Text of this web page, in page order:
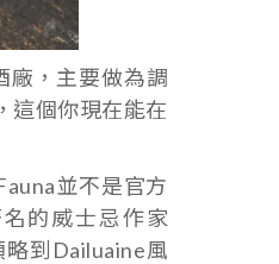
，主要做為調
這個你現在能在
並不是官方
的威士忌作家
到Dailuaine風